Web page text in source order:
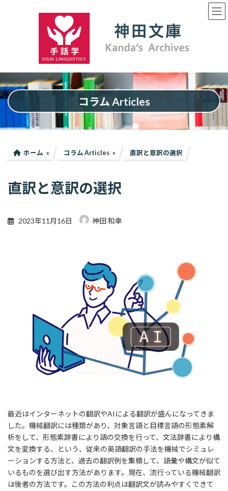
ッ
プ
移
動
コラム Articles
ホーム コラム Articles 直訳と意訳の選択
直訳と意訳の選択
2023年11月16日 神田 和幸
最近はインターネットの翻訳やAIによる翻訳が盛んになってきま
した。機械翻訳には種類があり、対象言語と目標言語の形態素解
析をして、形態素辞書により語の交換を行って、文法辞書により構
文を変換する、という、従来の英語翻訳の手法を機械でシミュレ
ーションする方法と、過去の翻訳例を集積して、語彙や構文が似て
いるものを選び出す方法があります。現在、流行っている機械翻訳
は後者の方法です。この方法の利点は翻訳文が読みやすくできて